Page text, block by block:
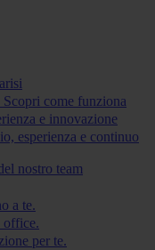
Scopri come funziona
e innovazione
esperienza e continuo
nostro team
a te.
office.
per te.